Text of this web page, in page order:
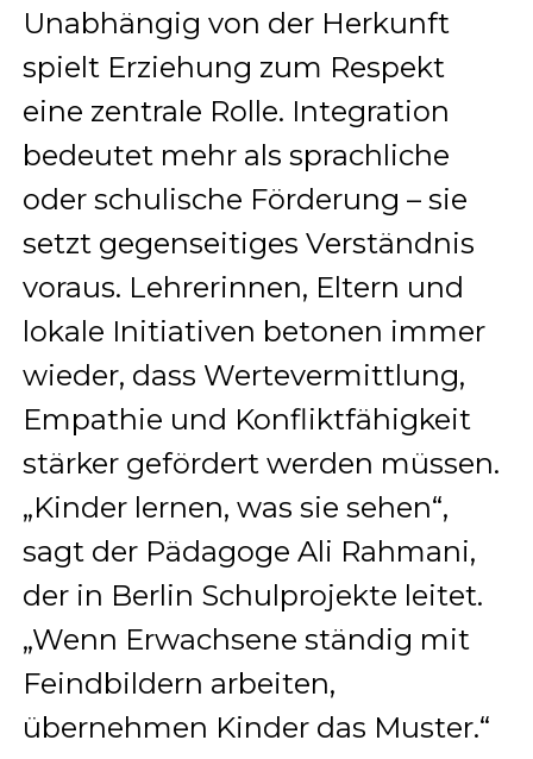
Unabhängig von der Herkunft
spielt Erziehung zum Respekt
eine zentrale Rolle. Integration
bedeutet mehr als sprachliche
oder schulische Förderung – sie
setzt gegenseitiges Verständnis
voraus. Lehrerinnen, Eltern und
lokale Initiativen betonen immer
wieder, dass Wertevermittlung,
Empathie und Konfliktfähigkeit
stärker gefördert werden müssen.
„Kinder lernen, was sie sehen“,
sagt der Pädagoge Ali Rahmani,
der in Berlin Schulprojekte leitet.
„Wenn Erwachsene ständig mit
Feindbildern arbeiten,
übernehmen Kinder das Muster.“